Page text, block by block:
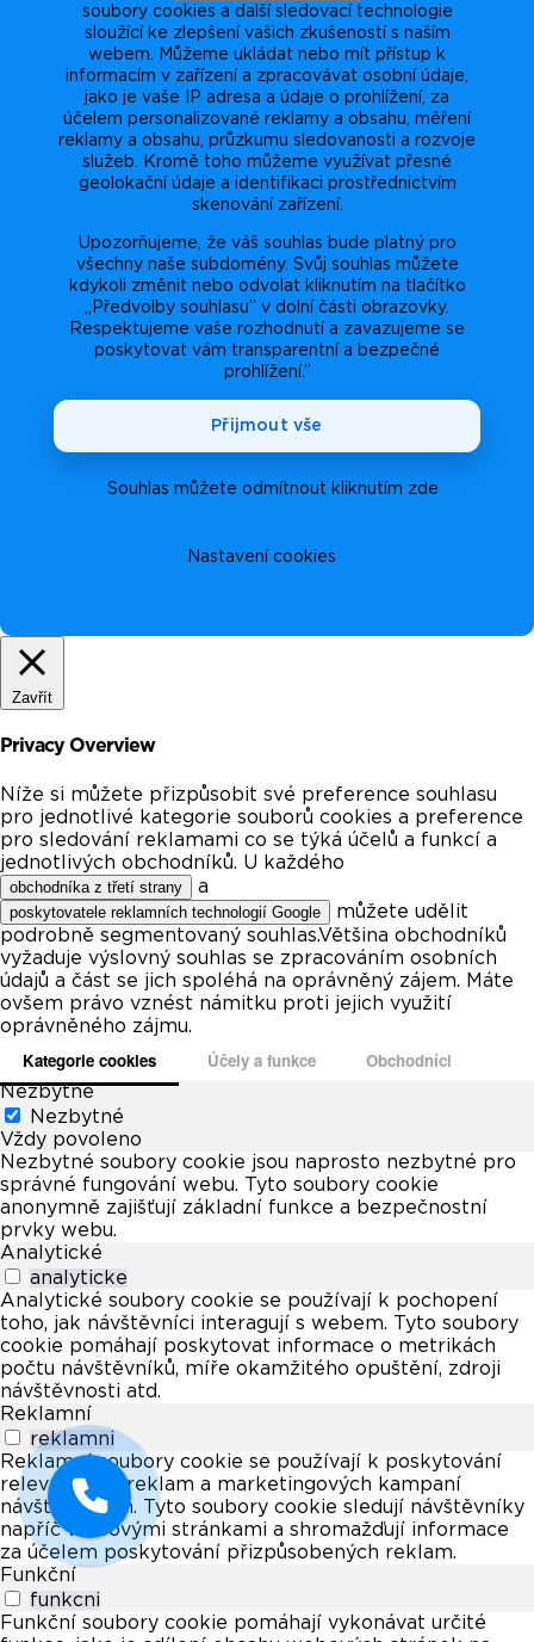
soubory cookies a další sledovací technologie
sloužící ke zlepšení vašich zkušeností s naším
webem. Můžeme ukládat nebo mít přístup k
informacím v zařízení a zpracovávat osobní údaje,
jako je vaše IP adresa a údaje o prohlížení, za
účelem personalizované reklamy a obsahu, měření
reklamy a obsahu, průzkumu sledovanosti a rozvoje
služeb. Kromě toho můžeme využívat přesné
geolokační údaje a identifikaci prostřednictvím
skenování zařízení.
Upozorňujeme, že váš souhlas bude platný pro
všechny naše subdomény. Svůj souhlas můžete
kdykoli změnit nebo odvolat kliknutím na tlačítko
„Předvolby souhlasu” v dolní části obrazovky.
Respektujeme vaše rozhodnutí a zavazujeme se
poskytovat vám transparentní a bezpečné
prohlížení.”
Nastavení cookies
Souhlas můžete odmítnout kliknutím zde
Přijmout vše
Zavřít
Privacy Overview
Níže si můžete přizpůsobit své preference souhlasu
pro jednotlivé kategorie souborů cookies a preference
pro sledování reklamami co se týká účelů a funkcí a
jednotlivých obchodníků. U každého
obchodníka z třetí strany a
poskytovatele reklamních technologií Google
můžete udělit
podrobně segmentovaný souhlas.Většina obchodníků
vyžaduje výslovný souhlas se zpracováním osobních
údajů a část se jich spoléhá na oprávněný zájem. Máte
ovšem právo vznést námitku proti jejich využití
oprávněného zájmu.
Kategorie cookies Účely a funkce Obchodníci
Nezbytné
Nezbytné
Vždy povoleno
Nezbytné soubory cookie jsou naprosto nezbytné pro
správné fungování webu. Tyto soubory cookie
anonymně zajišťují základní funkce a bezpečnostní
prvky webu.
Analytické
analyticke
Analytické soubory cookie se používají k pochopení
toho, jak návštěvníci interagují s webem. Tyto soubory
cookie pomáhají poskytovat informace o metrikách
počtu návštěvníků, míře okamžitého opuštění, zdroji
návštěvnosti atd.
Reklamní
reklamni
Reklamní soubory cookie se používají k poskytování
relevantních reklam a marketingových kampaní
návštěvníkům. Tyto soubory cookie sledují návštěvníky
napříč webovými stránkami a shromažďují informace
za účelem poskytování přizpůsobených reklam.
Funkční
funkcni
Funkční soubory cookie pomáhají vykonávat určité